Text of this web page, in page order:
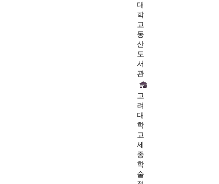
대
학
교
동
산
도
서
관
고
려
대
학
교
세
종
학
술